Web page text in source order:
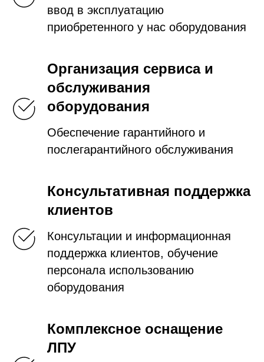
ввод в эксплуатацию
приобретенного у нас оборудования
Организация сервиса и
обслуживания
оборудования
Обеспечение гарантийного и
послегарантийного обслуживания
Консультативная поддержка
клиентов
Консультации и информационная
поддержка клиентов, обучение
персонала использованию
оборудования
Комплексное оснащение
ЛПУ